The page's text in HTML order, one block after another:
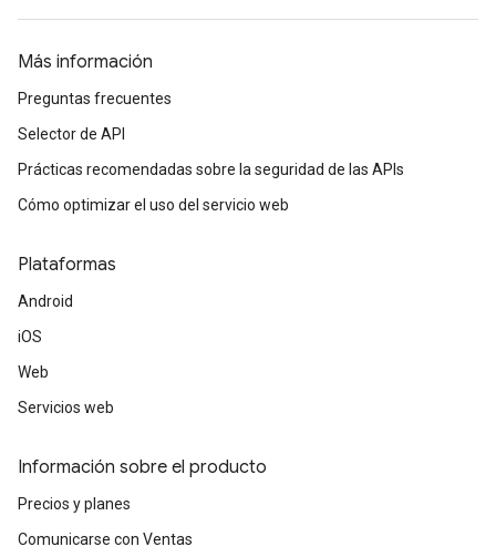
Más información
Preguntas frecuentes
Selector de API
Prácticas recomendadas sobre la seguridad de las APIs
Cómo optimizar el uso del servicio web
Plataformas
Android
iOS
Web
Servicios web
Información sobre el producto
Precios y planes
Comunicarse con Ventas